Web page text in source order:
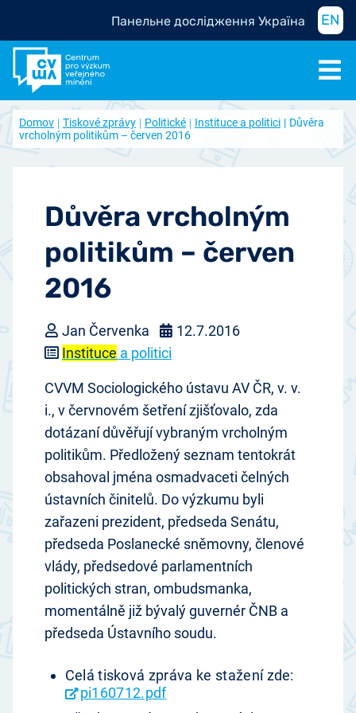
Панельне дослідження Україна EN
Domov Tiskové zprávy Politické Instituce a politici
Důvěra
vrcholným politikům – červen 2016
Důvěra vrcholným
politikům – červen
2016
Jan Červenka
12.7.2016
Instituce a politici
CVVM Sociologického ústavu AV ČR, v. v.
i., v červnovém šetření zjišťovalo, zda
dotázaní důvěřují vybraným vrcholným
politikům. Předložený seznam tentokrát
obsahoval jména osmadvaceti čelných
ústavních činitelů. Do výzkumu byli
zařazeni prezident, předseda Senátu,
předseda Poslanecké sněmovny, členové
vlády, předsedové parlamentních
politických stran, ombudsmanka,
momentálně již bývalý guvernér ČNB a
předseda Ústavního soudu.
Celá tisková zpráva ke stažení zde:
pi160712.pdf